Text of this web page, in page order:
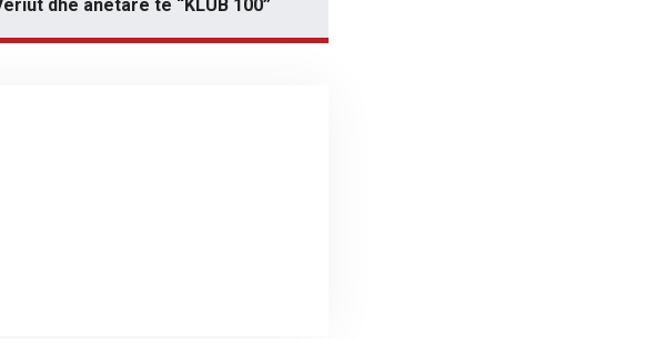
dhe anëtarë të “KLUB 100”